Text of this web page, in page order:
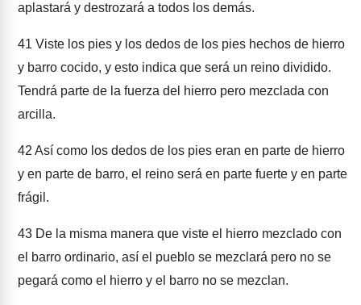
aplastará y destrozará a todos los demás.
41 Viste los pies y los dedos de los pies hechos de hierro
y barro cocido, y esto indica que será un reino dividido.
Tendrá parte de la fuerza del hierro pero mezclada con
arcilla.
42 Así como los dedos de los pies eran en parte de hierro
y en parte de barro, el reino será en parte fuerte y en parte
frágil.
43 De la misma manera que viste el hierro mezclado con
el barro ordinario, así el pueblo se mezclará pero no se
pegará como el hierro y el barro no se mezclan.